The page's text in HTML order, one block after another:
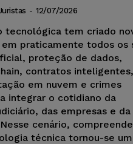
- 12/07/2026
tecnológica tem criado
praticamente todos os
proteção de dados,
contratos inteligentes,
em nuvem e crimes
integrar o cotidiano da
das empresas e da
cenário,
técnica tornou-se